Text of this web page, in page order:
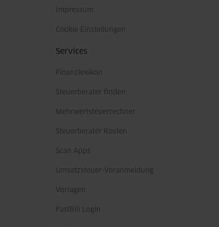
Impressum
Cookie Einstellungen
Services
Finanzlexikon
Steuerberater finden
Mehrwertsteuerrechner
Steuerberater Kosten
Scan Apps
Umsatzsteuer-Voranmeldung
Vorlagen
FastBill Login